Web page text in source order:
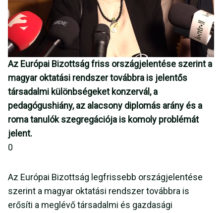
Az Európai Bizottság friss országjelentése szerint a
magyar oktatási rendszer továbbra is jelentős
társadalmi különbségeket konzervál, a
pedagógushiány, az alacsony diplomás arány és a
roma tanulók szegregációja is komoly problémát
jelent.
0
Az Európai Bizottság legfrissebb országjelentése
szerint a magyar oktatási rendszer továbbra is
erősíti a meglévő társadalmi és gazdasági